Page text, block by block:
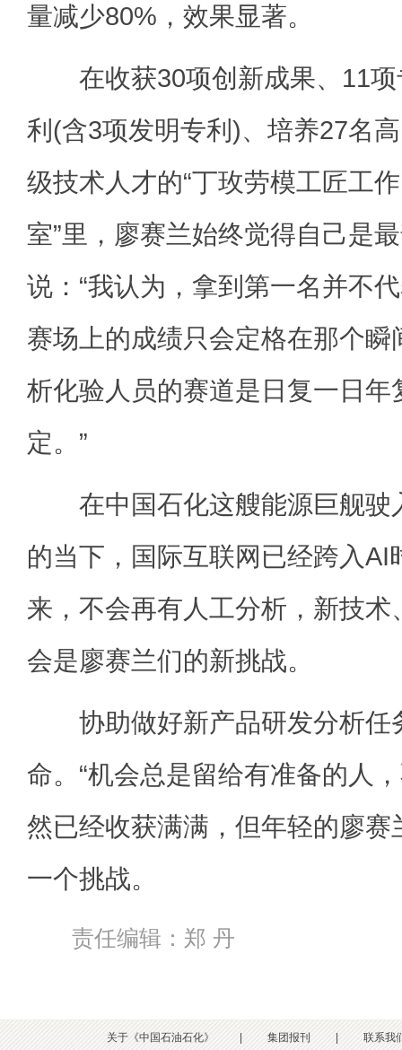
量减少80%，效果显著。
在收获30项创新成果、11项
利(含3项发明专利)、培养27名高
级技术人才的“丁玫劳模工匠工作
室”里，廖赛兰始终觉得自己是
说：“我认为，拿到第一名并不
赛场上的成绩只会定格在那个
析化验人员的赛道是日复一日年
定。”
在中国石化这艘能源巨舰驶
的当下，国际互联网已经跨入AI
来，不会再有人工分析，新技
会是廖赛兰们的新挑战。
协助做好新产品研发分析任
命。“机会总是留给有准备的人
然已经收获满满，但年轻的廖赛
一个挑战。
责任编辑：郑 丹
关于《中国石油石化》 | 集团报刊 | 联系我